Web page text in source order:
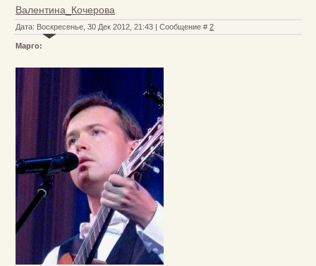
Валентина_Кочерова
Дата: Воскресенье, 30 Дек 2012, 21:43 | Сообщение # 2
Марго: